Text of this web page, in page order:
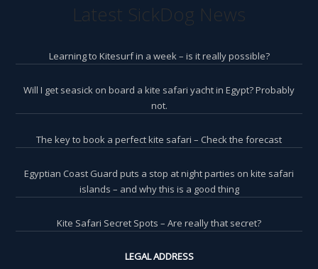
Latest SickDog News
Learning to Kitesurf in a week – is it really possible?
Will I get seasick on board a kite safari yacht in Egypt? Probably
not.
The key to book a perfect kite safari – Check the forecast
Egyptian Coast Guard puts a stop at night parties on kite safari
islands – and why this is a good thing
Kite Safari Secret Spots – Are really that secret?
LEGAL ADDRESS